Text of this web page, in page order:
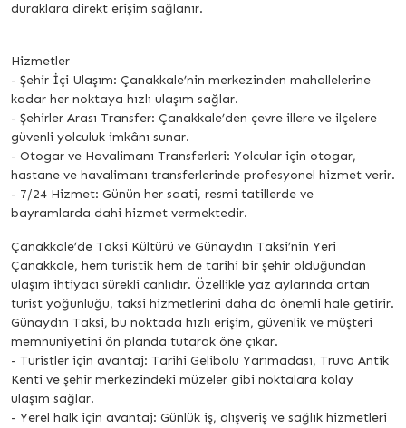
duraklara direkt erişim sağlanır.
Hizmetler
- Şehir İçi Ulaşım: Çanakkale’nin merkezinden mahallelerine
kadar her noktaya hızlı ulaşım sağlar.
- Şehirler Arası Transfer: Çanakkale’den çevre illere ve ilçelere
güvenli yolculuk imkânı sunar.
- Otogar ve Havalimanı Transferleri: Yolcular için otogar,
hastane ve havalimanı transferlerinde profesyonel hizmet verir.
- 7/24 Hizmet: Günün her saati, resmi tatillerde ve
bayramlarda dahi hizmet vermektedir.
Çanakkale’de Taksi Kültürü ve Günaydın Taksi’nin Yeri
Çanakkale, hem turistik hem de tarihi bir şehir olduğundan
ulaşım ihtiyacı sürekli canlıdır. Özellikle yaz aylarında artan
turist yoğunluğu, taksi hizmetlerini daha da önemli hale getirir.
Günaydın Taksi, bu noktada hızlı erişim, güvenlik ve müşteri
memnuniyetini ön planda tutarak öne çıkar.
- Turistler için avantaj: Tarihi Gelibolu Yarımadası, Truva Antik
Kenti ve şehir merkezindeki müzeler gibi noktalara kolay
ulaşım sağlar.
- Yerel halk için avantaj: Günlük iş, alışveriş ve sağlık hizmetleri